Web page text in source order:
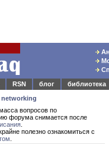
RSN блог
библиотека
networking
вопросов по
форума снимается после
полезно ознакомиться с